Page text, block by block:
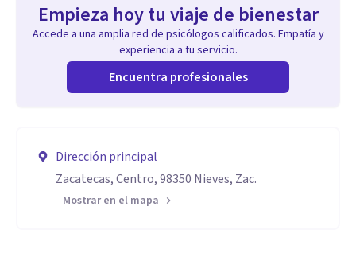
Empieza hoy tu viaje de bienestar
Accede a una amplia red de psicólogos calificados. Empatía y
experiencia a tu servicio.
Encuentra profesionales
Dirección principal
Zacatecas, Centro, 98350 Nieves, Zac.
Mostrar en el mapa